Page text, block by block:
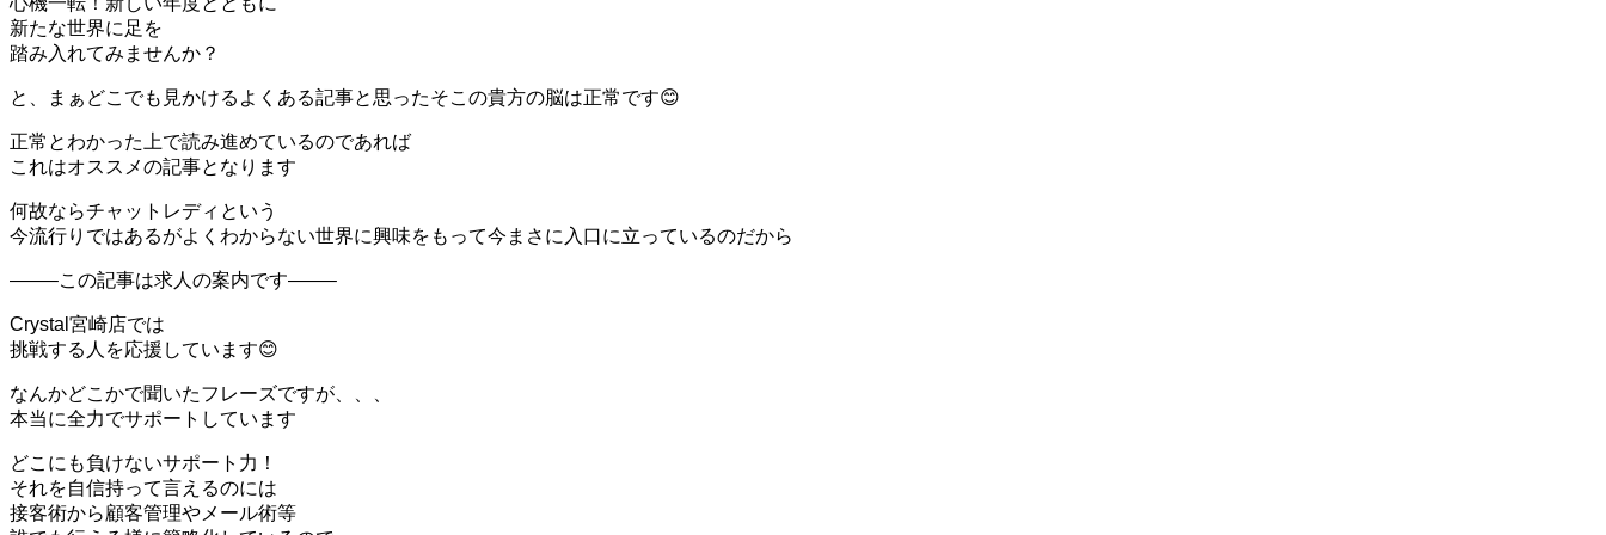
新たな世界に足を
踏み入れてみませんか？
と、まぁどこでも見かけるよくある記事と思ったそこの貴方の脳は正常です😊
正常とわかった上で読み進めているのであれば
これはオススメの記事となります
何故ならチャットレディという
今流行りではあるがよくわからない世界に興味をもって今まさに入口に立っているのだから
——–この記事は求人の案内です——–
Crystal宮崎店では
挑戦する人を応援しています😊
なんかどこかで聞いたフレーズですが、、、
本当に全力でサポートしています
どこにも負けないサポート力！
それを自信持って言えるのには
接客術から顧客管理やメール術等